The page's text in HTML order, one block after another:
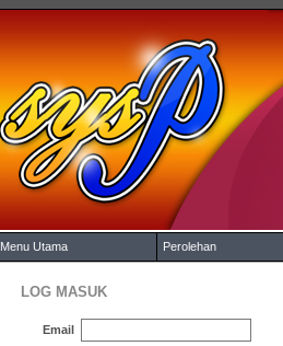
Menu Utama Perolehan
LOG MASUK
Email